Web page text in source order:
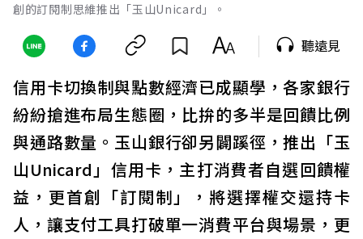
創的訂閱制思維推出「玉山Unicard」。
聽遠見
信用卡切換制與點數經濟已成顯學，各家銀行
紛紛搶進布局生態圈，比拚的多半是回饋比例
與通路數量。玉山銀行卻另闢蹊徑，推出「玉
山Unicard」信用卡，主打消費者自選回饋權
益，更首創「訂閱制」，將選擇權交還持卡
人，讓支付工具打破單一消費平台與場景，更